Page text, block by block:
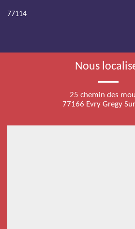
77114
Nous
25 chemin des
77166 Evry Gregy